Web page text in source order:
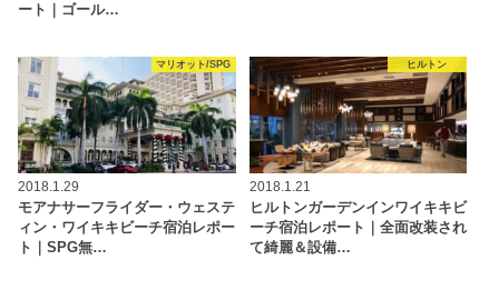
ート｜ゴール…
マリオット/SPG
2018.1.29
モアナサーフライダー・ウェステ
ィン・ワイキキビーチ宿泊レポー
ト｜SPG無…
ヒルトン
2018.1.21
ヒルトンガーデンインワイキキビ
ーチ宿泊レポート｜全面改装され
て綺麗＆設備…